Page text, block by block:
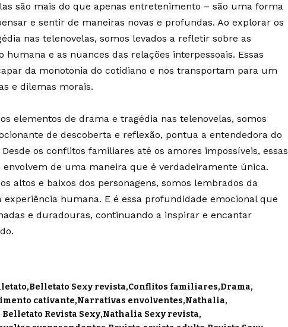
são mais do que apenas entretenimento – são uma forma
e sentir de maneiras novas e profundas. Ao explorar os
nas telenovelas, somos levados a refletir sobre as
humana e as nuances das relações interpessoais. Essas
da monotonia do cotidiano e nos transportam para um
e dilemas morais.
elementos de drama e tragédia nas telenovelas, somos
de descoberta e reflexão, pontua a entendedora do
os conflitos familiares até os amores impossíveis, essas
envolvem de uma maneira que é verdadeiramente única.
altos e baixos dos personagens, somos lembrados da
humana. E é essa profundidade emocional que
e duradouras, continuando a inspirar e encantar
Belletato Sexy revista Conflitos familiares Drama
cativante Narrativas envolventes Nathalia
Revista Sexy Nathalia Sexy revista